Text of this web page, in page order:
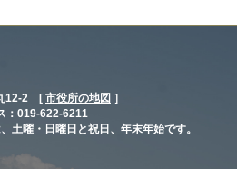
12-2 [ 市役所の地図 ］
：019-622-6211
土曜・日曜日と祝日、年末年始です。